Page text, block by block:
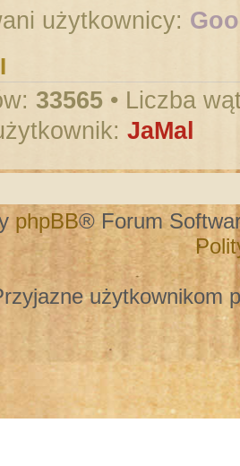
użytkownicy:
33565 • Liczba
JaMal
phpBB® Forum
użytkownikom